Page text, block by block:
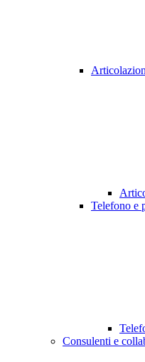
Telefono e
Consulenti e